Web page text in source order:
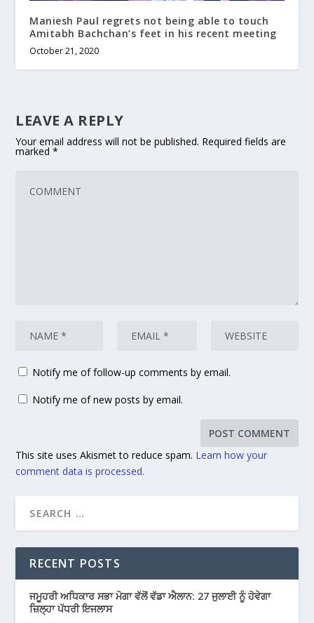
Maniesh Paul regrets not being able to touch
Amitabh Bachchan’s feet in his recent meeting
October 21, 2020
LEAVE A REPLY
Your email address will not be published. Required fields are
marked*
Notify me of follow-up comments by email.
Notify me of new posts by email.
This site uses Akismet to reduce spam. Learn how your
comment data is processed.
RECENT POSTS
ਜਮੂਹਰੀ ਅਧਿਕਾਰ ਸਭਾ ਮੋਗਾ ਵੱਲੋਂ ਵੱਡਾ ਐਲਾਨ: 27 ਜੁਲਾਈ ਨੂੰ ਹੋਵੇਗਾ
ਜ਼ਿਲ੍ਹਾ ਪੱਧਰੀ ਇਜਲਾਸ